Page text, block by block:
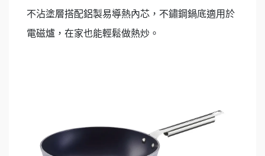
不沾塗層搭配鋁製易導熱內芯，不鏽鋼鍋底適用於
電磁爐，在家也能輕鬆做熱炒。